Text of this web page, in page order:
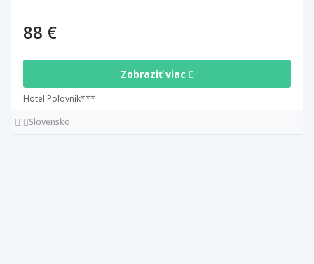
88 €
Zobraziť viac
Hotel Poľovník***
Slovensko